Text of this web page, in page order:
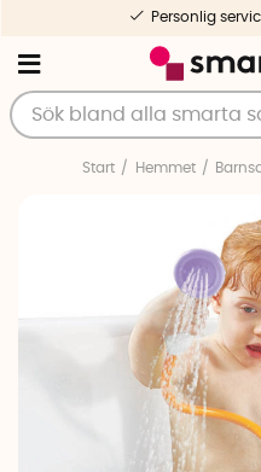
Personlig
Start Hemmet